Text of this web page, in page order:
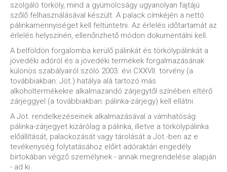
szolgáló törköly, mind a gyümölcságy ugyanolyan fajtájú
szőlő felhasználásával készült. A palack címkéjén a nettó
pálinkamennyiséget kell feltüntetni. Az érlelés időtartamát az
érlelés helyszínén, ellenőrizhető módon dokumentálni kell.
A belföldön forgalomba kerülő pálinkát és törkölypálinkát a
jövedéki adóról és a jövedéki termékek forgalmazásának
különös szabályairól szóló 2003. évi CXXVII. törvény (a
továbbiakban: Jöt.) hatálya alá tartozó más
alkoholtermékekre alkalmazandó zárjegytől színében eltérő
zárjeggyel (a továbbiakban: pálinka-zárjegy) kell ellátni.
A Jöt. rendelkezéseinek alkalmazásával a vámhatóság
pálinka-zárjegyet kizárólag a pálinka, illetve a törkölypálinka
előállítását, palackozását vagy tárolását a Jöt.-ben az e
tevékenység folytatásához előírt adóraktári engedély
birtokában végző személynek - annak megrendelése alapján
- ad ki.